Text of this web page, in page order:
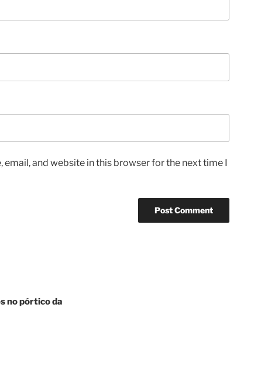
email, and website in this browser for the next time I
no pórtico da